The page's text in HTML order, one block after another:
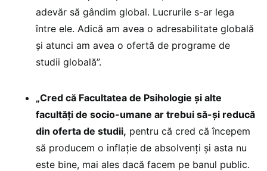
adevăr să gândim global. Lucrurile s-ar lega
între ele. Adică am avea o adresabilitate globală
și atunci am avea o ofertă de programe de
studii globală”.
„Cred că Facultatea de Psihologie și alte
facultăți de socio-umane ar trebui să-și reducă
din oferta de studii, pentru că cred că începem
să producem o inflație de absolvenți și asta nu
este bine, mai ales dacă facem pe banul public.